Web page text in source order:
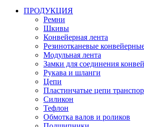
ПРОДУКЦИЯ
Ремни
Шкивы
Конвейерная лента
Резинотканевые
Модульная лента
Замки для соединения
Рукава и шланги
Цепи
Пластинчатые цепи
Силикон
Тефлон
Обмотка валов и роликов